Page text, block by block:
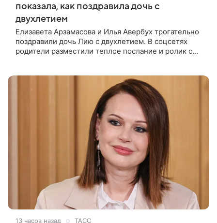
показала, как поздравила дочь с
двухлетием
Елизавета Арзамасова и Илья Авербух трогательно
поздравили дочь Лию с двухлетием. В соцсетях
родители разместили теплое послание и ролик с
13 часов назад ТАСС